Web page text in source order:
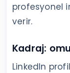
profesyonel
verir.
Kadraj:
LinkedIn